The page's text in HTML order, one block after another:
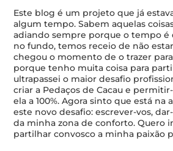
Este blog é um projeto que já
algum tempo. Sabem aquelas
adiando sempre porque o tempo é
no fundo, temos receio de não
chegou o momento de o trazer
porque tenho muita coisa para
ultrapassei o maior desafio
criar a Pedaços de Cacau e
ela a 100%. Agora sinto que está na
este novo desafio: escrever-vos,
da minha zona de conforto. Quero
partilhar convosco a minha paixão